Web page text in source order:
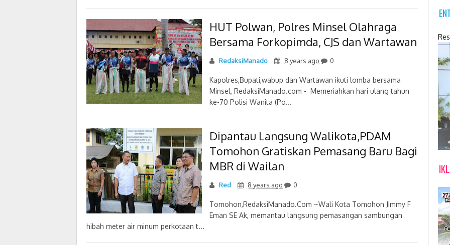
HUT Polwan, Polres Minsel Olahraga
Bersama Forkopimda, CJS dan Wartawan
RedaksiManado 8 years ago 0
Kapolres,Bupati,wabup dan Wartawan ikuti lomba bersama
Minsel, RedaksiManado.com - Memeriahkan hari ulang tahun
ke-70 Polisi Wanita (Po...
Dipantau Langsung Walikota,PDAM
Tomohon Gratiskan Pemasang Baru Bagi
MBR di Wailan
Red 8 years ago 0
Tomohon,RedaksiManado.Com ~Wali Kota Tomohon Jimmy F
Eman SE Ak, memantau langsung pemasangan sambungan
hibah meter air minum perkotaan t...